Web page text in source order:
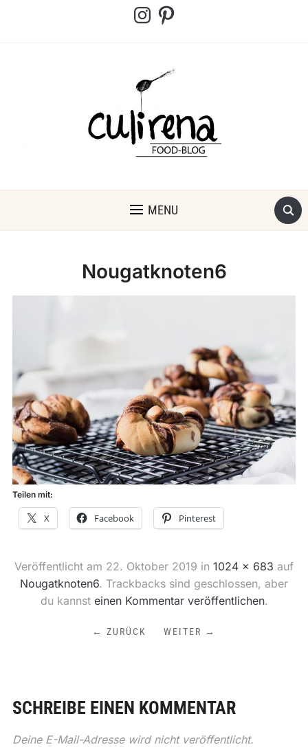
InstagramPinterest
MENU
Nougatknoten6
Teilen mit:
X Facebook Pinterest
Veröffentlicht am 22. Oktober 2019 in 1024 × 683 auf
Nougatknoten6. Trackbacks sind geschlossen, aber
du kannst einen Kommentar veröffentlichen.
← ZURÜCK WEITER →
SCHREIBE EINEN KOMMENTAR
Deine E-Mail-Adresse wird nicht veröffentlicht.